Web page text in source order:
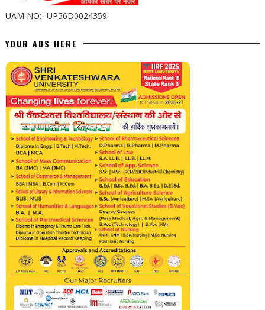
UAM NO:- UP56D0024359
YOUR ADS HERE